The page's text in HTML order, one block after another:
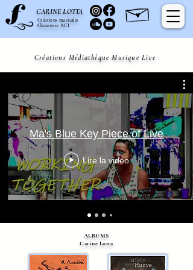
CARINE LOTTA
Chanteuse ACI
Créations musicales
Créations Médiathèque Musique Live
Ma's Blue Key Piece of Live
Lire la vidéo
ALBUMS
Carine Lotta